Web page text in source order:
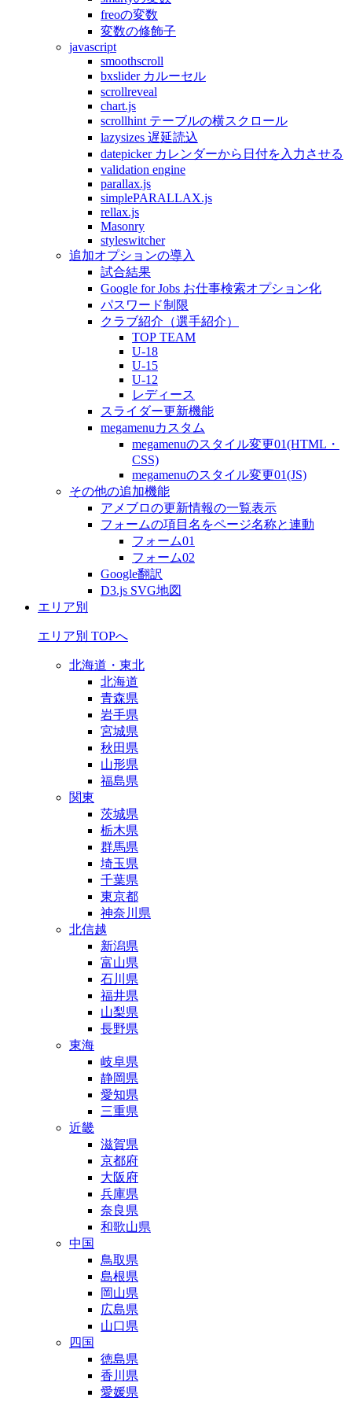
freoの変数
変数の修飾子
javascript
smoothscroll
bxslider カルーセル
scrollreveal
chart.js
scrollhint テーブルの横スクロール
lazysizes 遅延読込
datepicker カレンダーから日付を入力させる
validation engine
parallax.js
simplePARALLAX.js
rellax.js
Masonry
styleswitcher
追加オプションの導入
試合結果
Google for Jobs お仕事検索オプション化
パスワード制限
クラブ紹介（選手紹介）
TOP TEAM
U-18
U-15
U-12
レディース
スライダー更新機能
megamenuカスタム
megamenuのスタイル変更01(HTML・
CSS)
megamenuのスタイル変更01(JS)
その他の追加機能
アメブロの更新情報の一覧表示
フォームの項目名をページ名称と連動
フォーム01
フォーム02
Google翻訳
D3.js SVG地図
エリア別
エリア別 TOPへ
北海道・東北
北海道
青森県
岩手県
宮城県
秋田県
山形県
福島県
関東
茨城県
栃木県
群馬県
埼玉県
千葉県
東京都
神奈川県
北信越
新潟県
富山県
石川県
福井県
山梨県
長野県
東海
岐阜県
静岡県
愛知県
三重県
近畿
滋賀県
京都府
大阪府
兵庫県
奈良県
和歌山県
中国
鳥取県
島根県
岡山県
広島県
山口県
四国
徳島県
香川県
愛媛県